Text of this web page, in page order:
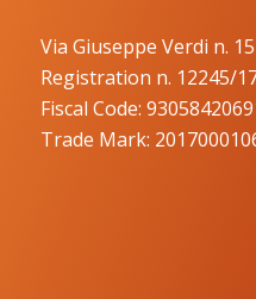
Via Giuseppe Verdi n.
Registration n. 12245/
Fiscal Code:
Trade Mark: